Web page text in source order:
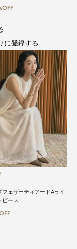
代を超
さ」と「気
大人のため
でもどこか
来するス
フェザーティアードAライ
ピース
に登録する